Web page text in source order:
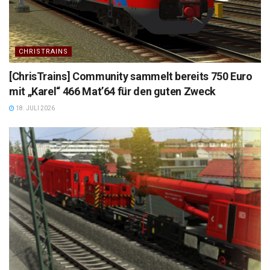
CHRISTRAINS
[ChrisTrains] Community sammelt bereits 750 Euro
mit „Karel“ 466 Mat’64 für den guten Zweck
18. JULI 2026